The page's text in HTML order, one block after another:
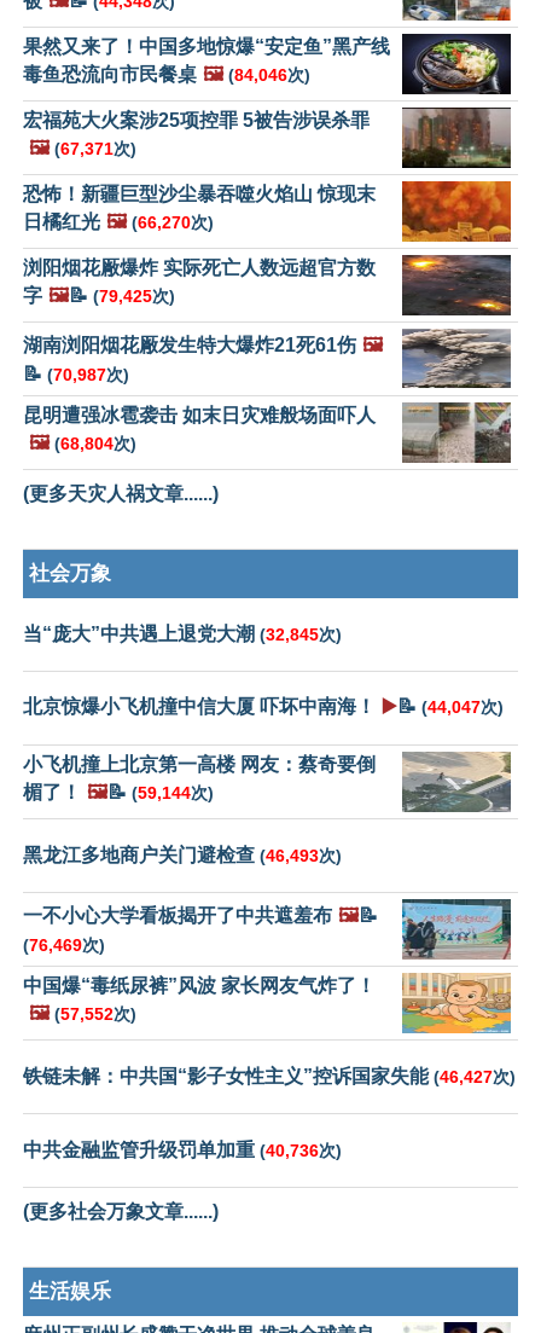
果然又来了！中国多地惊爆“安定鱼”黑产线
毒鱼恐流向市民餐桌 🖼️ (84,046次)
宏福苑大火案涉25项控罪 5被告涉误杀罪
🖼️ (67,371次)
恐怖！新疆巨型沙尘暴吞噬火焰山 惊现末
日橘红光 🖼️ (66,270次)
浏阳烟花厰爆炸 实际死亡人数远超官方数
字 🖼️📝 (79,425次)
湖南浏阳烟花厰发生特大爆炸21死61伤 🖼️
📝 (70,987次)
昆明遭强冰雹袭击 如末日灾难般场面吓人
🖼️ (68,804次)
(更多天灾人祸文章......)
社会万象
当“庞大”中共遇上退党大潮 (32,845次)
北京惊爆小飞机撞中信大厦 吓坏中南海！ ▶️📝 (44,047次)
小飞机撞上北京第一高楼 网友：蔡奇要倒
楣了！
🖼️📝 (59,144次)
黑龙江多地商户关门避检查 (46,493次)
一不小心大学看板揭开了中共遮羞布 🖼️📝
(76,469次)
中国爆“毒纸尿裤”风波 家长网友气炸了！
🖼️ (57,552次)
铁链未解：中共国“影子女性主义”控诉国家失能(46,427次)
中共金融监管升级罚单加重 (40,736次)
(更多社会万象文章......)
生活娱乐